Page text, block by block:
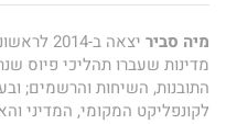
מיה סביר
יצאה ב-
מדינות שעברו תהליכי פיוס
התובנות, השיחות והרשמים;
לקונפליקט המקומי, המדיני